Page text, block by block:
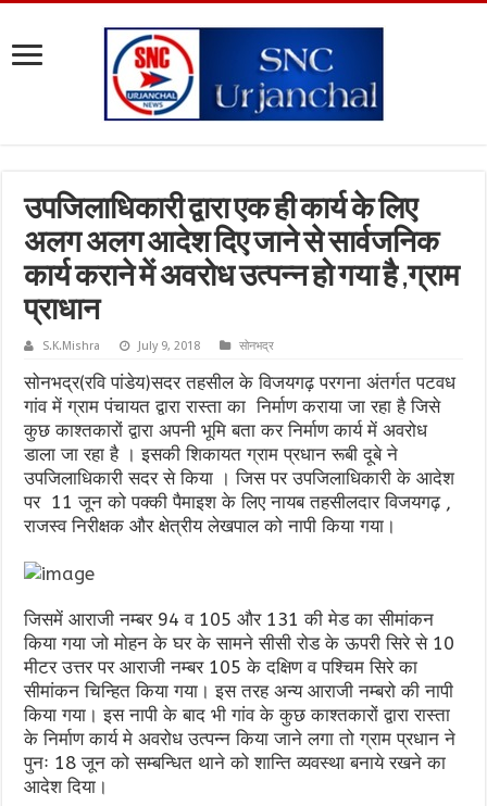
उपजिलाधिकारी द्वारा एक ही कार्य के लिए
अलग अलग आदेश दिए जाने से सार्वजनिक
कार्य कराने में अवरोध उत्पन्न हो गया है ,ग्राम
प्राधान
S.K.Mishra July 9, 2018 सोनभद्र
सोनभद्र(रवि पांडेय)सदर तहसील के विजयगढ़ परगना अंतर्गत पटवध
गांव में ग्राम पंचायत द्वारा रास्ता का निर्माण कराया जा रहा है जिसे
कुछ काश्तकारों द्वारा अपनी भूमि बता कर निर्माण कार्य में अवरोध
डाला जा रहा है । इसकी शिकायत ग्राम प्रधान रूबी दूबे ने
उपजिलाधिकारी सदर से किया । जिस पर उपजिलाधिकारी के आदेश
पर 11 जून को पक्की पैमाइश के लिए नायब तहसीलदार विजयगढ़ ,
राजस्व निरीक्षक और क्षेत्रीय लेखपाल को नापी किया गया।
जिसमें आराजी नम्बर 94 व 105 और 131 की मेड का सीमांकन
किया गया जो मोहन के घर के सामने सीसी रोड के ऊपरी सिरे से 10
मीटर उत्तर पर आराजी नम्बर 105 के दक्षिण व पश्चिम सिरे का
सीमांकन चिन्हित किया गया। इस तरह अन्य आराजी नम्बरो की नापी
किया गया। इस नापी के बाद भी गांव के कुछ काश्तकारों द्वारा रास्ता
के निर्माण कार्य मे अवरोध उत्पन्न किया जाने लगा तो ग्राम प्रधान ने
पुनः 18 जून को सम्बन्धित थाने को शान्ति व्यवस्था बनाये रखने का
आदेश दिया।